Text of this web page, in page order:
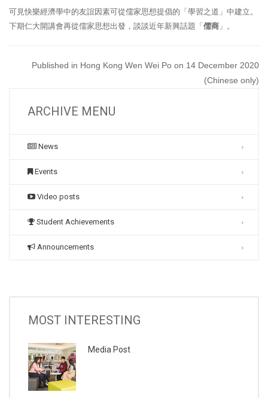
可見快樂經濟學中的友誼因素可從儒家思想提倡的「學習之道」中建立。
下期仁大開講會再從儒家思想出發，談談近年新興話題「 儒商 」。
Published in Hong Kong Wen Wei Po on 14 December 2020
(Chinese only)
ARCHIVE MENU
News
Events
Video posts
Student Achievements
Announcements
MOST INTERESTING
Media Post